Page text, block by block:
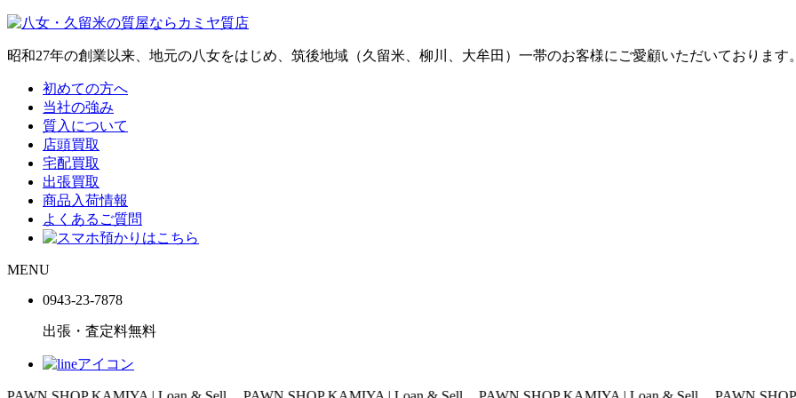
昭和27年の創業以来、地元の八女をはじめ、筑後地域（久留米、柳川、大牟田）一帯のお客様にご愛顧いただいております。
初めての方へ
当社の強み
質入について
店頭買取
宅配買取
出張買取
商品入荷情報
よくあるご質問
MENU
0943-23-7878
出張・査定料無料